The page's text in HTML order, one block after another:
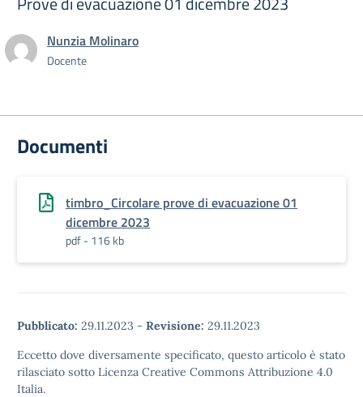
Nunzia Molinaro
Docente
Documenti
timbro_Circolare prove di evacuazione 01
dicembre 2023
pdf - 116 kb
Pubblicato: 29.11.2023 - Revisione: 29.11.2023
Eccetto dove diversamente specificato, questo articolo è stato
rilasciato sotto Licenza Creative Commons Attribuzione 4.0
Italia.